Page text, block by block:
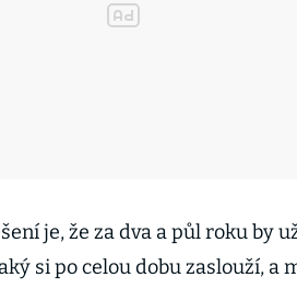
je, že za dva a půl roku by
si po celou dobu zaslouží, a